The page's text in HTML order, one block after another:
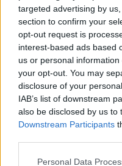
targeted advertising by
section to confirm your
opt-out request is
interest-based ads based
us or personal
your opt-out. You may
disclosure of your
IAB’s list of downstream
also be disclosed by us to
Downstream Participants
Please note that this
Personal Data
HE-DO KM Építő Kft.
Látványos építési
felüljárón
A tartós nyári hőség
ennek ellenére